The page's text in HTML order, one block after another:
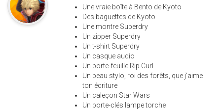
Une vraie boîte à Bento de Kyoto
Des baguettes de Kyoto
Une montre Superdry
Un zipper Superdry
Un t-shirt Superdry
Un casque audio
Un porte-feuille Rip Curl
Un beau stylo, roi des forêts, que j'aime
ton écriture
Un caleçon Star Wars
Un porte-clés lampe torche